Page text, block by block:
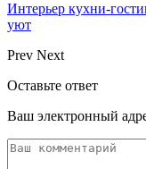
Интерьер кухни-
уют
Prev Next
Оставьте ответ
Ваш электронный